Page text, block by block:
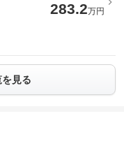
283.2万円
見る